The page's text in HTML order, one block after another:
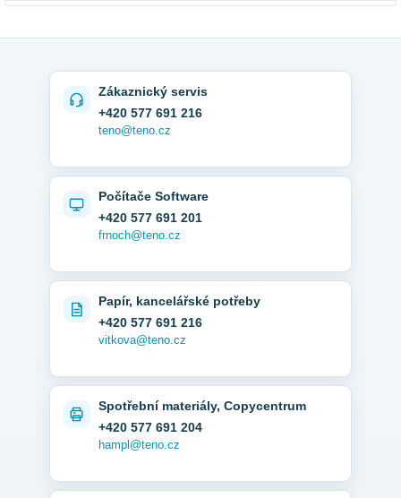
Zákaznický servis
+420 577 691 216
teno@teno.cz
Počítače Software
+420 577 691 201
frnoch@teno.cz
Papír, kancelářské potřeby
+420 577 691 216
vitkova@teno.cz
Spotřební materiály, Copycentrum
+420 577 691 204
hampl@teno.cz